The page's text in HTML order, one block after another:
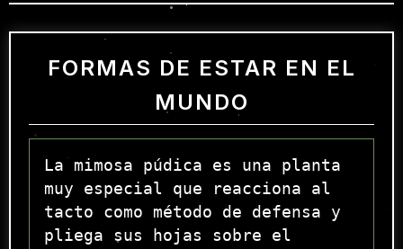
FORMAS DE ESTAR EN EL
MUNDO
La mimosa púdica es una planta
muy especial que reacciona al
tacto como método de defensa y
pliega sus hojas sobre el